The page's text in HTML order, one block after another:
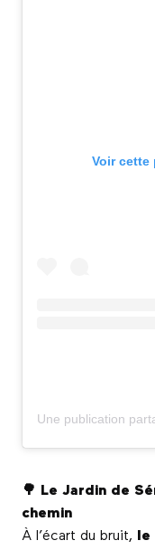
Voir cette
🌳 Le Jardin de
chemin
À l’écart du bruit, le